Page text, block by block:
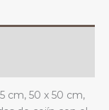
cm, 50 x 50 cm,